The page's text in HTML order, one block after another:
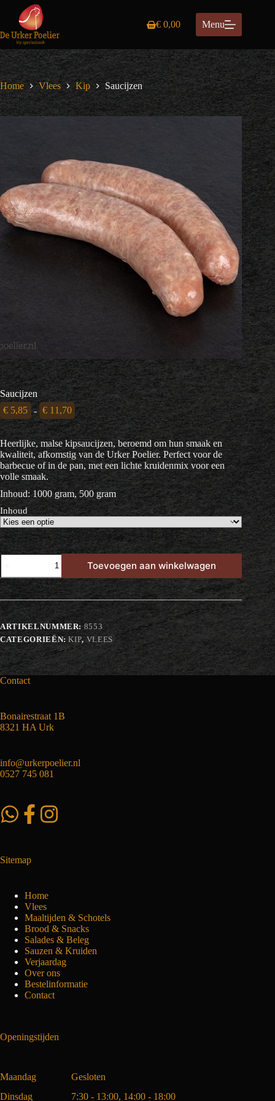
inhoud
Winkelwagen
€ 0,00 Menu
Home Vlees Kip Saucijzen
Saucijzen
€ 5,85 - €11,70 Prijsklasse:
€ 5,85
tot
€ 11,70
Heerlijke, malse kipsaucijzen, beroemd om hun smaak en
kwaliteit, afkomstig van de Urker Poelier. Perfect voor de
barbecue of in de pan, met een lichte kruidenmix voor een
volle smaak.
Inhoud: 1000 gram, 500 gram
Inhoud
Saucijzen
Toevoegen aan winkelwagen
ARTIKELNUMMER:8553
CATEGORIEËN:KIP, VLEES
Contact
Bonairestraat 1B
8321 HA Urk
info@urkerpoelier.nl
0527 745 081
Sitemap
Home
Vlees
Maaltijden & Schotels
Brood & Snacks
Salades & Beleg
Sauzen & Kruiden
Verjaardag
Over ons
Bestelinformatie
Contact
Openingstijden
Maandag
Gesloten
Dinsdag
7:30 - 13:00, 14:00 - 18:00